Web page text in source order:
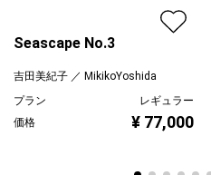
Seascape No.3
吉田美紀子 ／ MikikoYoshida
プラン
レギュラー
価格
¥ 77,000